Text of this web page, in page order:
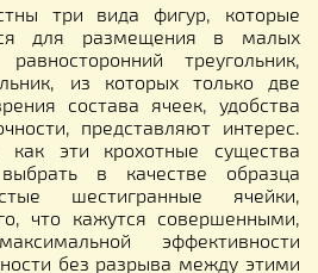
три вида фигур, которые
для размещения в малых
треугольник,
из которых только две
состава ячеек, удобства
представляют интерес.
как эти крохотные существа
в качестве образца
шестигранные ячейки,
что кажутся совершенными,
эффективности
без разрыва между этими